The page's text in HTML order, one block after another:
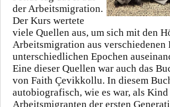
der Arbeitsmigration.
Der Kurs wertete
viele Quellen aus, um sich mit den
Arbeitsmigration aus verschiedenen
unterschiedlichen Epochen
Eine dieser Quellen war auch das
von Faith Çevikkollu. In diesem
autobiografisch, wie es war, als
Arbeitsmigranten der ersten